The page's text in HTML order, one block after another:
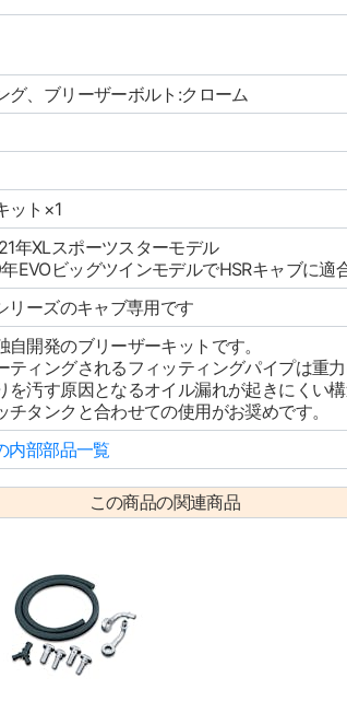
グ、ブリーザーボルト:クローム
ット×1
年XLスポーツスターモデル
EVOビッグツインモデルでHSRキャブに適
リーズのキャブ専用です
自開発のブリーザーキットです。
ティングされるフィッティングパイプは重力
を汚す原因となるオイル漏れが起きにくい構
チタンクと合わせての使用がお奨めです。
内部部品一覧
この商品の関連商品